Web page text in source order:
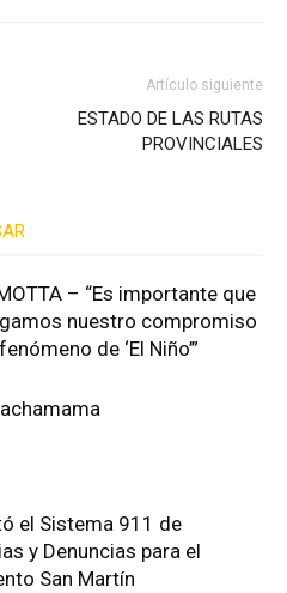
Artículo siguiente
ESTADO DE LAS RUTAS
PROVINCIALES
– “Es importante que
nuestro compromiso
de ‘El Niño’”
el Sistema 911 de
y Denuncias para el
San Martín